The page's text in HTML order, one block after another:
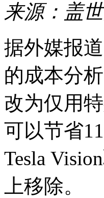
来源：盖
据外媒报
的成本分析
改为仅用
可以节省
Tesla
上移除。